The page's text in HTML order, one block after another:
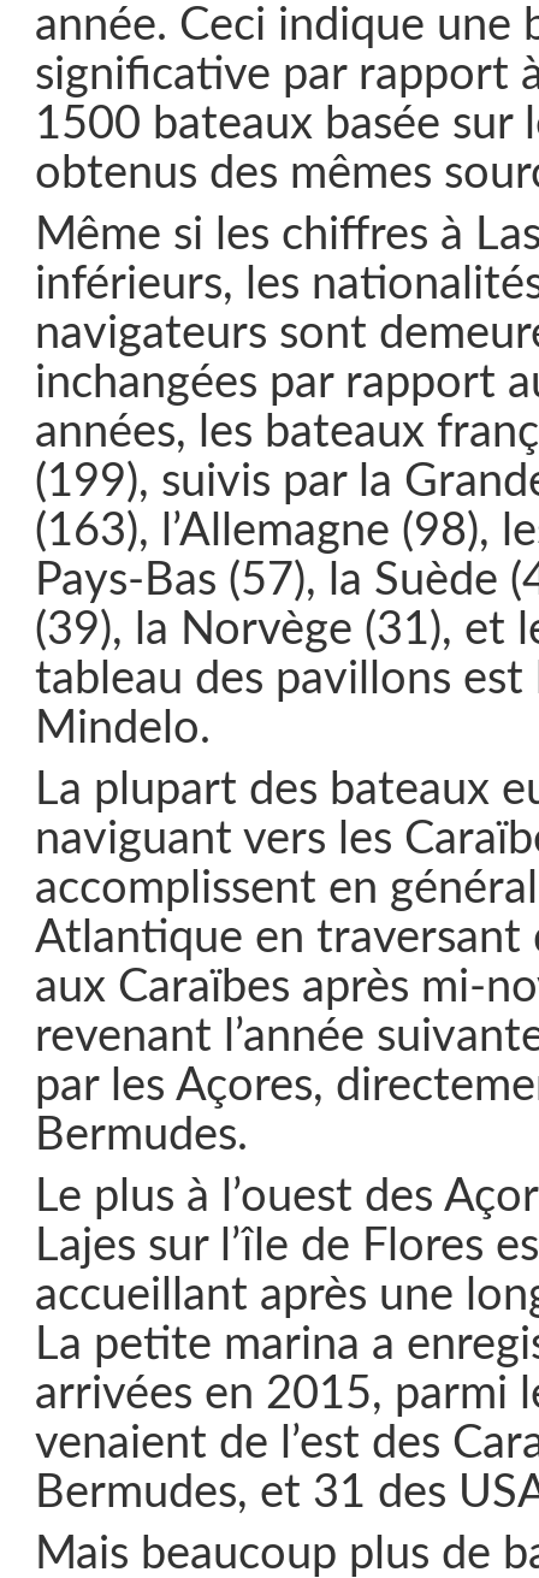
année. Ceci indique une
significative par rapport
1500 bateaux basée sur
obtenus des mêmes
Même si les chiffres à
inférieurs, les
navigateurs sont
inchangées par rapport
années, les bateaux
(199), suivis par la
(163), l’Allemagne (98),
Pays-Bas (57), la Suède
(39), la Norvège (31), et
tableau des pavillons est
Mindelo.
La plupart des bateaux
naviguant vers les
accomplissent en
Atlantique en traversant
aux Caraïbes après mi-
revenant l’année
par les Açores,
Bermudes.
Le plus à l’ouest des
Lajes sur l’île de Flores
accueillant après une
La petite marina a
arrivées en 2015, parmi
venaient de l’est des
Bermudes, et 31 des
Mais beaucoup plus de